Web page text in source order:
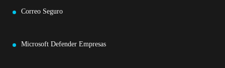
Correo Seguro
Microsoft Defender Empresas